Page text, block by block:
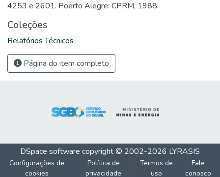
4253 e 2601. Poerto Alegre: CPRM, 1988.
Coleções
Relatórios Técnicos
Página do item completo
DSpace software copyright © 2002-2026 LYRASIS
Configurações de
cookies
Política de
privacidade
Termos de
uso
Fale
conosco